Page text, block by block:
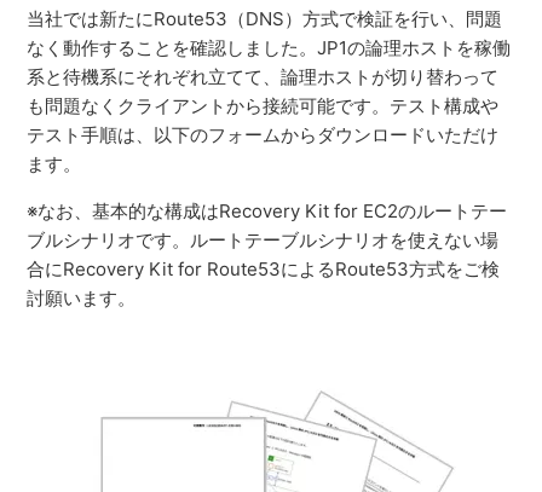
当社では新たにRoute53（DNS）方式で検証を行い、問題
なく動作することを確認しました。JP1の論理ホストを稼働
系と待機系にそれぞれ立てて、論理ホストが切り替わって
も問題なくクライアントから接続可能です。テスト構成や
テスト手順は、以下のフォームからダウンロードいただけ
ます。
※なお、基本的な構成はRecovery Kit for EC2のルートテー
ブルシナリオです。ルートテーブルシナリオを使えない場
合にRecovery Kit for Route53によるRoute53方式をご検
討願います。